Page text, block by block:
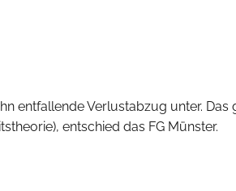
entfallende Verlustabzug unter.
entschied das FG Münster.